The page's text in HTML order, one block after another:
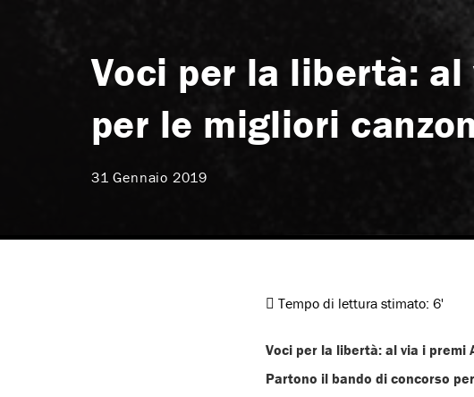
Voci per la libertà:
per le migliori
31 Gennaio 2019
Tempo di lettura stimato: 6'
Voci per la libertà: al via i
Partono il bando di concorso